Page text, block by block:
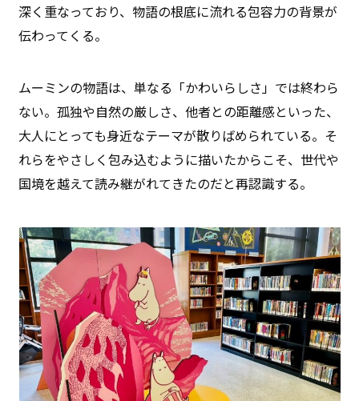
深く重なっており、物語の根底に流れる包容力の背景が
伝わってくる。
ムーミンの物語は、単なる「かわいらしさ」では終わら
ない。孤独や自然の厳しさ、他者との距離感といった、
大人にとっても身近なテーマが散りばめられている。そ
れらをやさしく包み込むように描いたからこそ、世代や
国境を越えて読み継がれてきたのだと再認識する。